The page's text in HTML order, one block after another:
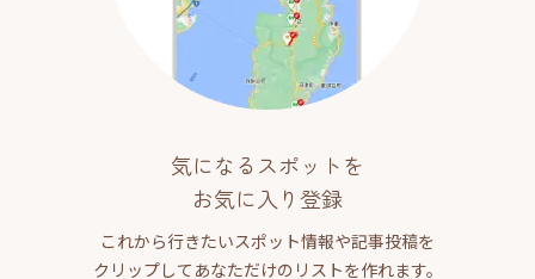
気になるスポットを
お気に入り登録
これから行きたいスポット情報や記事投稿を
クリップしてあなただけのリストを作れます。